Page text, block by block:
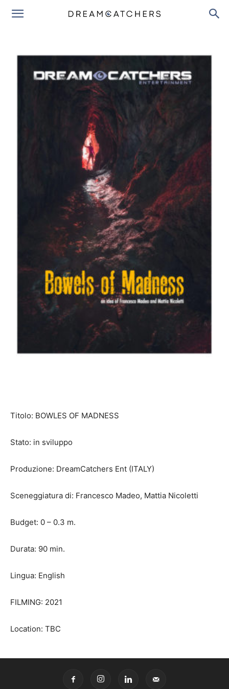
Titolo: BOWLES OF MADNESS
Stato: in sviluppo
Produzione: DreamCatchers Ent (ITALY)
Sceneggiatura di: Francesco Madeo, Mattia Nicoletti
Budget: 0 – 0.3 m.
Durata: 90 min.
Lingua: English
FILMING: 2021
Location: TBC